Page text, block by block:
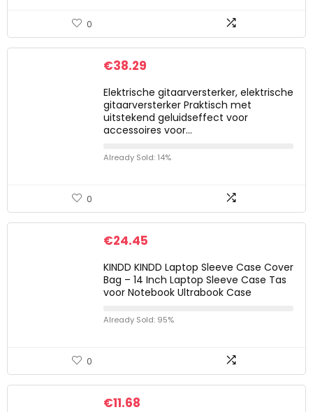
0
€38.29
Elektrische gitaarversterker, elektrische
gitaarversterker Praktisch met
uitstekend geluidseffect voor
accessoires voor…
Already Sold: 14%
0
€24.45
KINDD KINDD Laptop Sleeve Case Cover
Bag – 14 Inch Laptop Sleeve Case Tas
voor Notebook Ultrabook Case
Already Sold: 95%
0
€11.68